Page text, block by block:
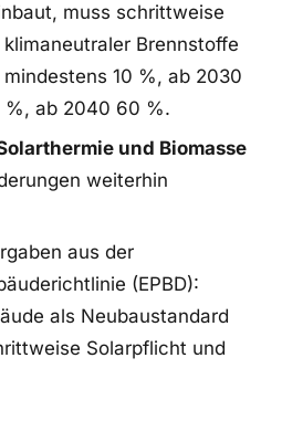
muss schrittweise
Brennstoffe
10 %, ab 2030
%, ab 2040 60 %.
und Biomasse
weiterhin
aus der
(EPBD):
als Neubaustandard
Solarpflicht und